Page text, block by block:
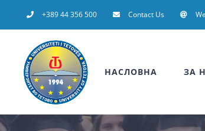
to
+389 44 356 500 Contact Us
НАСЛОВНА ЗА